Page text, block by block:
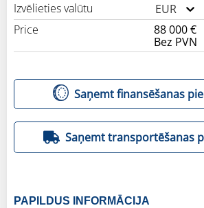
Izvēlieties valūtu
EUR
Price
88 000 €
Bez PVN
Saņemt finansēšanas
Saņemt transportēšanas
PAPILDUS INFORMĀCIJA